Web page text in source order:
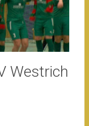
Westrich